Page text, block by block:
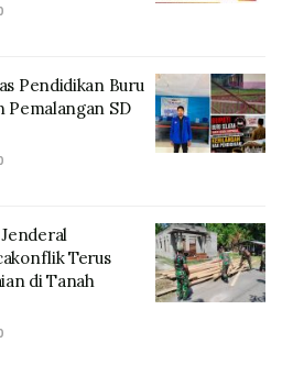
Pendidikan Buru
Pemalangan SD
Terus
di Tanah